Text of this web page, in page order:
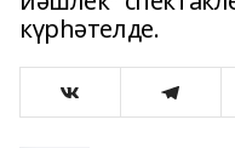
күрһәтелде.